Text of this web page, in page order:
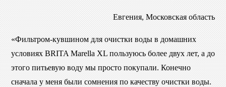
Евгения, Московская область
«Фильтром-кувшином для очистки воды в домашних
условиях BRITA Marella XL пользуюсь более двух лет, а до
этого питьевую воду мы просто покупали. Конечно
сначала у меня были сомнения по качеству очистки воды.